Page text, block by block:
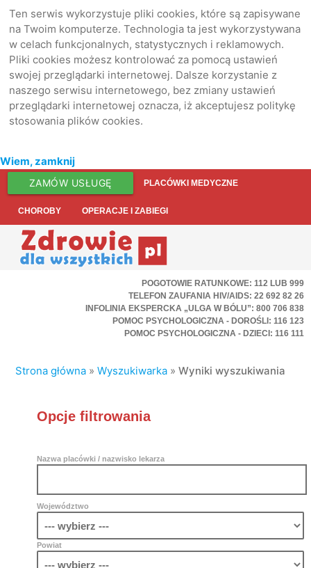
Ten serwis wykorzystuje pliki cookies, które są zapisywane
na Twoim komputerze. Technologia ta jest wykorzystywana
w celach funkcjonalnych, statystycznych i reklamowych.
Pliki cookies możesz kontrolować za pomocą ustawień
swojej przeglądarki internetowej. Dalsze korzystanie z
naszego serwisu internetowego, bez zmiany ustawień
przeglądarki internetowej oznacza, iż akceptujesz politykę
stosowania plików cookies.
Wiem, zamknij
ZAMÓW USŁUGĘ PLACÓWKI MEDYCZNE
CHOROBY OPERACJE I ZABIEGI
POGOTOWIE RATUNKOWE: 112 LUB 999
TELEFON ZAUFANIA HIV/AIDS: 22 692 82 26
INFOLINIA EKSPERCKA „ULGA W BÓLU”: 800 706 838
POMOC PSYCHOLOGICZNA - DOROŚLI: 116 123
POMOC PSYCHOLOGICZNA - DZIECI: 116 111
Strona główna »Wyszukiwarka »Wyniki wyszukiwania
Opcje filtrowania
Nazwa placówki / nazwisko lekarza
Województwo
Powiat